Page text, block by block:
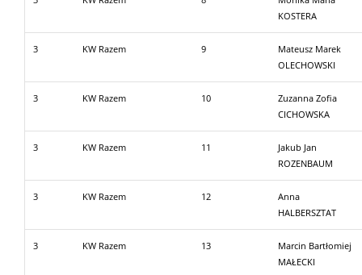
KOSTERA
3 KW Razem 9
Mateusz Marek
OLECHOWSKI
3 KW Razem 10
Zuzanna Zofia
CICHOWSKA
3 KW Razem 11
Jakub Jan
ROZENBAUM
3 KW Razem 12
Anna
HALBERSZTAT
3 KW Razem 13
Marcin Bartłomiej
MAŁECKI